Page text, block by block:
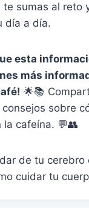
te sumas al reto
día a día.
esta
más
🌟📚
sobre
cafeína. 💬👥
de tu cerebro
cuidar tu